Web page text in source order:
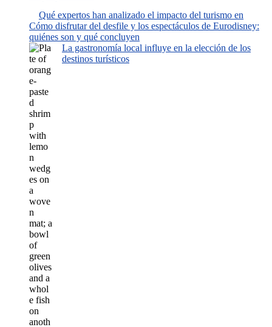
Qué expertos han analizado el impacto del turismo en
Cómo disfrutar del desfile y los espectáculos de Eurodisney:
quiénes son y qué concluyen
La gastronomía local influye en la elección de los
destinos turísticos